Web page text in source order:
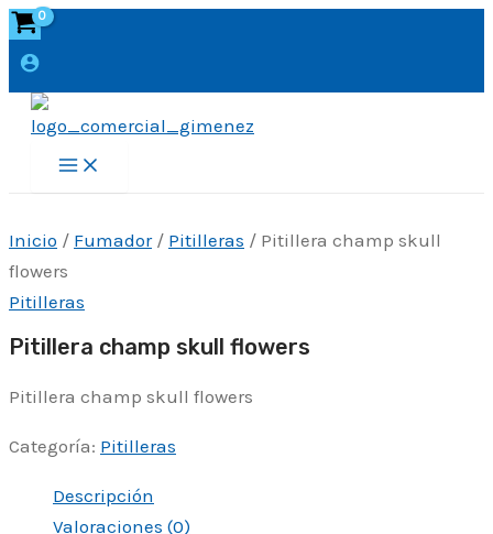
Ir
al
Main
Menu
Inicio / Fumador/ Pitilleras / Pitillera champ skull
flowers
Pitilleras
Pitillera champ skull flowers
Pitillera champ skull flowers
Categoría: Pitilleras
Descripción
Valoraciones (0)